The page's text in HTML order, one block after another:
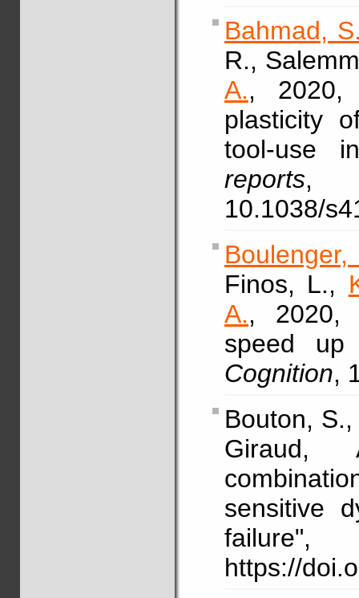
Bahmad,
R.,
A., 2020,
plasticity
tool-use
reports,
10.1038/
Finos, L.,
A., 2020,
speed
Cognition,
Bouton,
Giraud,
sensitive
https://